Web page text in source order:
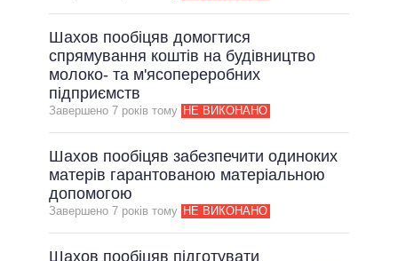
Шахов пообіцяв домогтися
спрямування коштів на будівництво
молоко- та м'ясопереробних
підприємств
Завершено 7 рокiв тому НЕ ВИКОНАНО
Шахов пообіцяв забезпечити одиноких
матерів гарантованою матеріальною
допомогою
Завершено 7 рокiв тому НЕ ВИКОНАНО
Шахов пообіцяв підготувати